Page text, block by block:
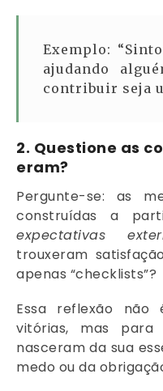
Exemplo:
ajudando
contribuir seja
2. Questione as
eram?
Pergunte-se: as
construídas a
expectativas
trouxeram
apenas “checklists”?
Essa reflexão não
vitórias, mas para
nasceram da sua
medo ou da